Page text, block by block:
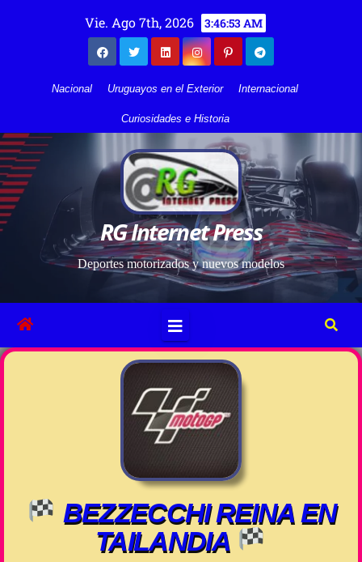
Vie. Ago 7th, 2026 3:46:55 AM
Nacional Uruguayos en el Exterior Internacional
Curiosidades e Historia
RG Internet Press
Deportes motorizados y nuevos modelos
BEZZECCHI REINA EN
TAILANDIA